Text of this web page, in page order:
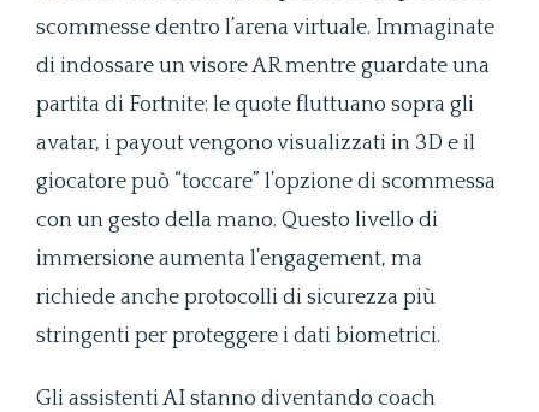
scommesse dentro l’arena virtuale. Immaginate
di indossare un visore AR mentre guardate una
partita di Fortnite: le quote fluttuano sopra gli
avatar, i payout vengono visualizzati in 3D e il
giocatore può “toccare” l’opzione di scommessa
con un gesto della mano. Questo livello di
immersione aumenta l’engagement, ma
richiede anche protocolli di sicurezza più
stringenti per proteggere i dati biometrici.
Gli assistenti AI stanno diventando coach